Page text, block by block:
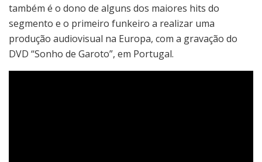
também é o dono de alguns dos maiores hits do
segmento e o primeiro funkeiro a realizar uma
produção audiovisual na Europa, com a gravação do
DVD “Sonho de Garoto”, em Portugal.